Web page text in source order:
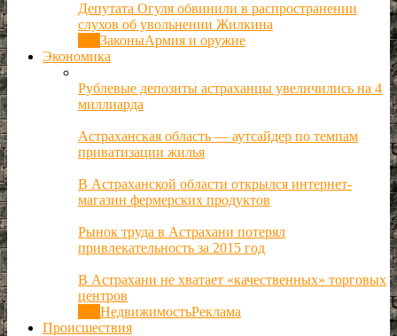
Депутата Огуля обвинили в распространении
слухов об увольнении Жилкина
ЗаконыАрмия и оружие
Экономика
Рублевые депозиты астраханцы увеличились на 4
миллиарда
Астраханская область — аутсайдер по темпам
приватизации жилья
В Астраханской области открылся интернет-
магазин фермерских продуктов
Рынок труда в Астрахани потерял
привлекательность за 2015 год
В Астрахани не хватает «качественных» торговых
центров
НедвижимостьРеклама
Происшествия